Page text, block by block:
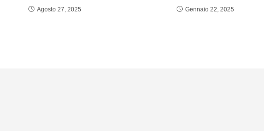
Agosto 27, 2025 Gennaio 22, 2025